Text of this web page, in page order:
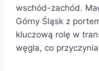
wschód-zachód.
Górny Śląsk z
kluczową rolę w
węgla, co